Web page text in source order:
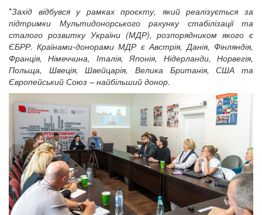
*Захід відбувся у рамках проєкту, який реалізується за
підтримки Мультидонорського рахунку стабілізації та
сталого розвитку України (МДР), розпорядником якого є
ЄБРР. Країнами-донорами МДР є Австрія, Данія, Фінляндія,
Франція, Німеччина, Італія, Японія, Нідерланди, Норвегія,
Польща, Швеція, Швейцарія, Велика Британія, США та
Європейський Союз – найбільший донор.